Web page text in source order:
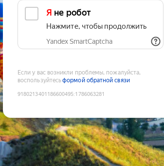
Я не робот
Нажмите, чтобы продолжить
Yandex SmartCaptcha
Если у вас возникли проблемы, пожалуйста,
воспользуйтесьформой обратной связи
9180213401186600495:1786063281